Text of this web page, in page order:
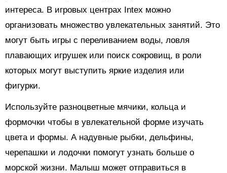
интереса. В игровых центрах Intex можно
организовать множество увлекательных занятий. Это
могут быть игры с переливанием воды, ловля
плавающих игрушек или поиск сокровищ, в роли
которых могут выступить яркие изделия или
фигурки.
Используйте разноцветные мячики, кольца и
формочки чтобы в увлекательной форме изучать
цвета и формы. А надувные рыбки, дельфины,
черепашки и лодочки помогут узнать больше о
морской жизни. Малыш может отправиться в